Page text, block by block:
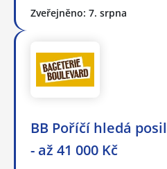
Zveřejněno: 7. srpna
BB Poříčí hledá
- až 41 000 Kč